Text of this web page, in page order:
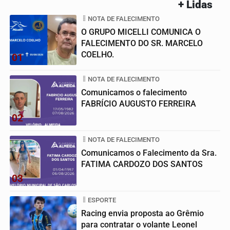
+ Lidas
01
NOTA DE FALECIMENTO
O GRUPO MICELLI COMUNICA O
FALECIMENTO DO SR. MARCELO
COELHO.
02
NOTA DE FALECIMENTO
Comunicamos o falecimento
FABRÍCIO AUGUSTO FERREIRA
03
NOTA DE FALECIMENTO
Comunicamos o Falecimento da Sra.
FATIMA CARDOZO DOS SANTOS
ESPORTE
Racing envia proposta ao Grêmio
para contratar o volante Leonel